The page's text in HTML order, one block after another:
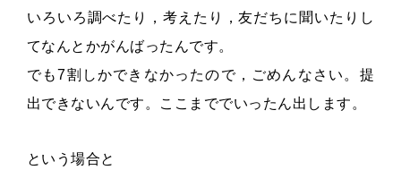
いろいろ調べたり，考えたり，友だちに聞いたりし
てなんとかがんばったんです。
でも7割しかできなかったので，ごめんなさい。提
出できないんです。ここまででいったん出します。
という場合と